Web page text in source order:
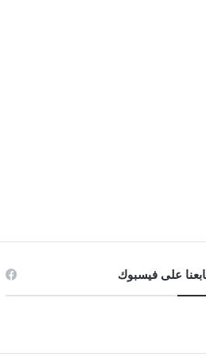
على فيسبوك